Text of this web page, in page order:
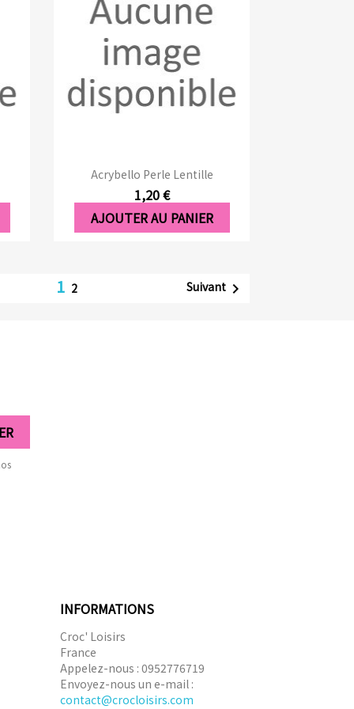
Acrybello Perle Lentille
1,20 €
AJOUTER AU PANIER
Aperçu rapide
1 2 Suivant
INFORMATIONS
Croc' Loisirs
France
Appelez-nous : 0952776719
Envoyez-nous un e-mail :
contact@crocloisirs.com